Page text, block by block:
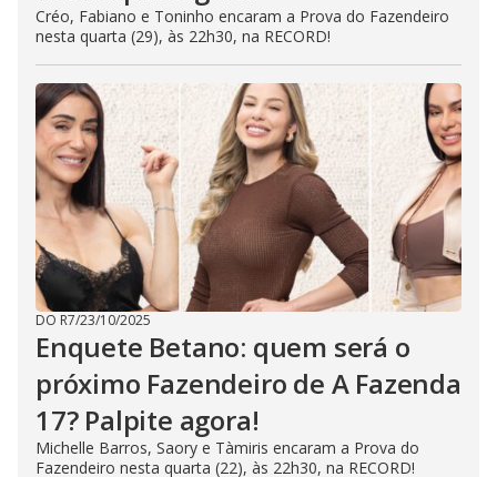
Créo, Fabiano e Toninho encaram a Prova do Fazendeiro
nesta quarta (29), às 22h30, na RECORD!
DO R7/23/10/2025
Enquete Betano: quem será o
próximo Fazendeiro de A Fazenda
17? Palpite agora!
Michelle Barros, Saory e Tàmiris encaram a Prova do
Fazendeiro nesta quarta (22), às 22h30, na RECORD!